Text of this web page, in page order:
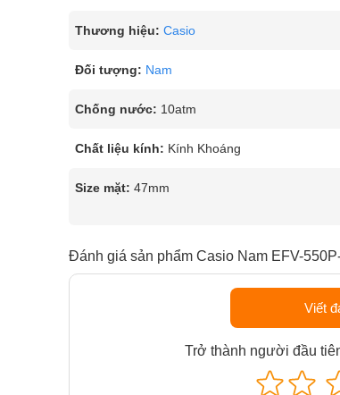
Thương hiệu: Casio
Đối tượng: Nam
Chống nước: 10atm
Chất liệu kính: Kính Khoáng
Size mặt: 47mm
Đánh giá sản phẩm Casio Nam EFV-
Viết
Trở thành người đầu